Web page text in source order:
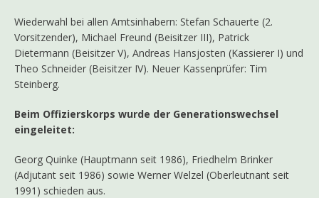
Wiederwahl bei allen Amtsinhabern: Stefan Schauerte (2.
Vorsitzender), Michael Freund (Beisitzer III), Patrick
Dietermann (Beisitzer V), Andreas Hansjosten (Kassierer I) und
Theo Schneider (Beisitzer IV). Neuer Kassenprüfer: Tim
Steinberg.
Beim Offizierskorps wurde der Generationswechsel
eingeleitet:
Georg Quinke (Hauptmann seit 1986), Friedhelm Brinker
(Adjutant seit 1986) sowie Werner Welzel (Oberleutnant seit
1991) schieden aus.